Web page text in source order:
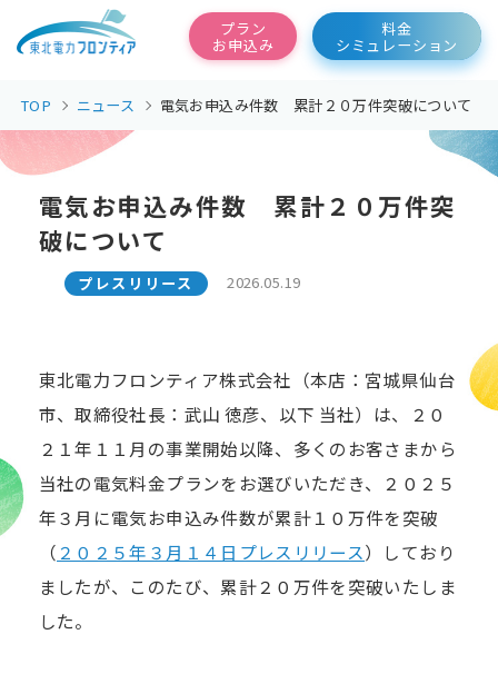
東北電力フロンティア
プラン
お申込み
料金
シミュレーション
TOP ニュース 電気お申込み件数 累計２０万件突破について
電気お申込み件数 累計２０万件突
破について
プレスリリース 2026.05.19
東北電力フロンティア株式会社（本店：宮城県仙台
市、取締役社長：武山 徳彦、以下 当社）は、２０
２１年１１月の事業開始以降、多くのお客さまから
当社の電気料金プランをお選びいただき、２０２５
年３月に電気お申込み件数が累計１０万件を突破
（ ２０２５年３月１４日プレスリリース）しており
ましたが、このたび、累計２０万件を突破いたしま
した。